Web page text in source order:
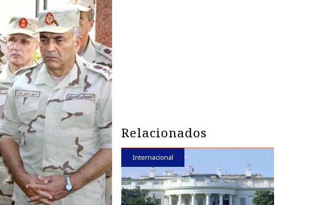
Relacionados
Internacional